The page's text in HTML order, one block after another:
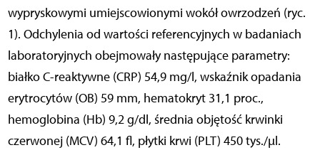
wypryskowymi umiejscowionymi wokół owrzodzeń (ryc.
1). Odchylenia od wartości referencyjnych w badaniach
laboratoryjnych obejmowały następujące parametry:
białko C-reaktywne (CRP) 54,9 mg/l, wskaźnik opadania
erytrocytów (OB) 59 mm, hematokryt 31,1 proc.,
hemoglobina (Hb) 9,2 g/dl, średnia objętość krwinki
czerwonej (MCV) 64,1 fl, płytki krwi (PLT) 450 tys./μl.